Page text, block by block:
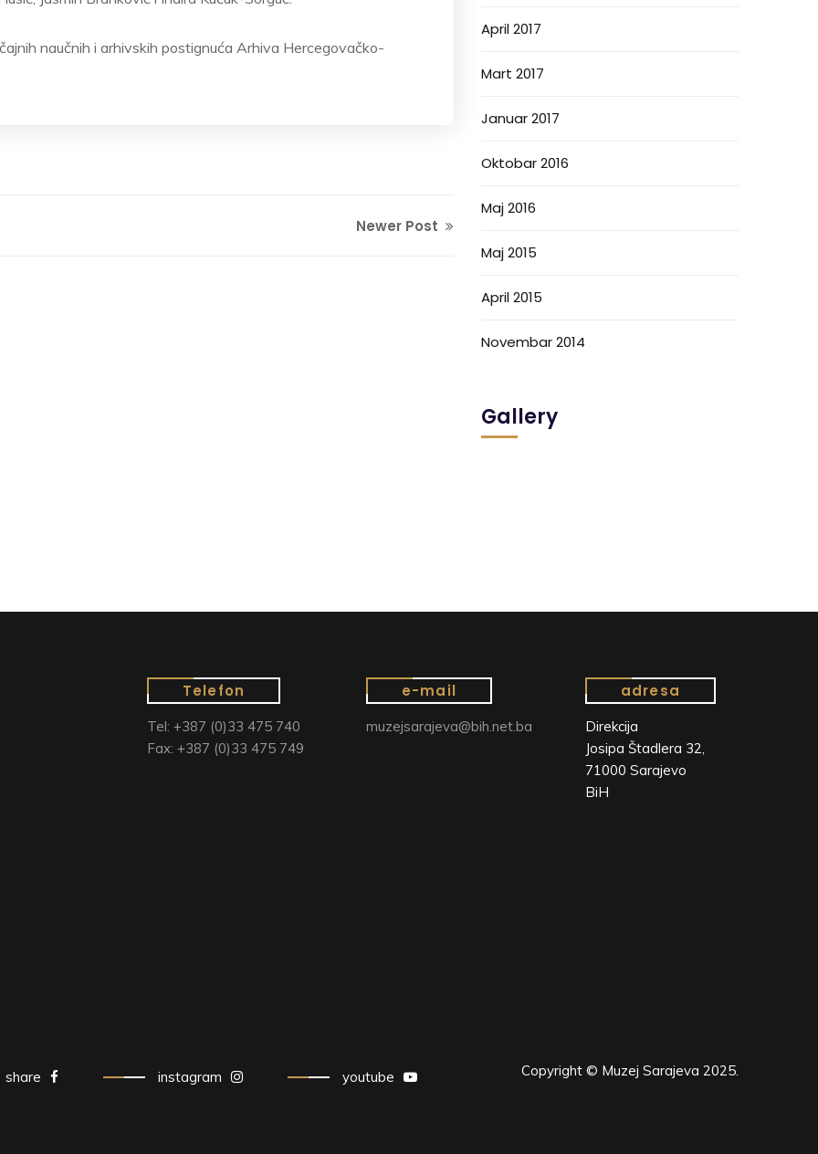
naučnih i arhivskih postignuća Arhiva Hercegovačko-
Newer Post
April 2017
Mart 2017
Januar 2017
Oktobar 2016
Maj 2016
Maj 2015
April 2015
Novembar 2014
Gallery
Telefon
Tel: +387 (0)33 475 740
Fax: +387 (0)33 475 749
e-mail
muzejsarajeva@bih.net.ba
adresa
Direkcija
Josipa Štadlera 32,
71000 Sarajevo
BiH
share instagram youtube Copyright © Muzej Sarajeva 2025.